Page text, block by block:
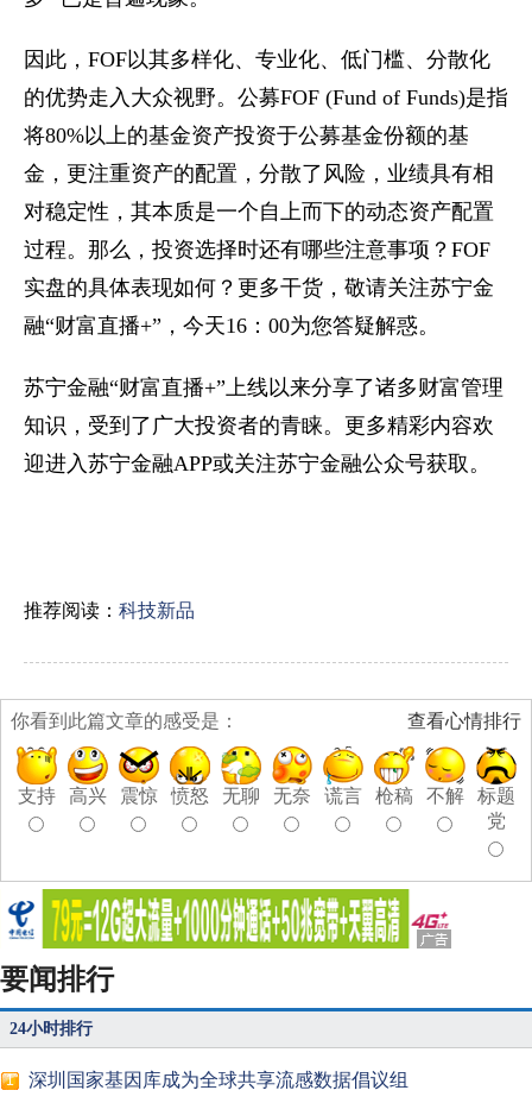
因此，FOF以其多样化、专业化、低门槛、分散化
的优势走入大众视野。公募FOF (Fund of Funds)是指
将80%以上的基金资产投资于公募基金份额的基
金，更注重资产的配置，分散了风险，业绩具有相
对稳定性，其本质是一个自上而下的动态资产配置
过程。那么，投资选择时还有哪些注意事项？FOF
实盘的具体表现如何？更多干货，敬请关注苏宁金
融“财富直播+”，今天16：00为您答疑解惑。
苏宁金融“财富直播+”上线以来分享了诸多财富管理
知识，受到了广大投资者的青睐。更多精彩内容欢
迎进入苏宁金融APP或关注苏宁金融公众号获取。
推荐阅读： 科技新品
查看心情排行
你看到此篇文章的感受是：
支持 高兴 震惊 愤怒 无聊 无奈 谎言 枪稿 不解
标题
党
要闻排行
24小时排行
1 深圳国家基因库成为全球共享流感数据倡议组